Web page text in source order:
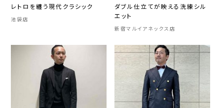
レトロを纏う現代クラシック
池袋店
ダブル仕立てが映える洗練シル
エット
新宿マルイアネックス店